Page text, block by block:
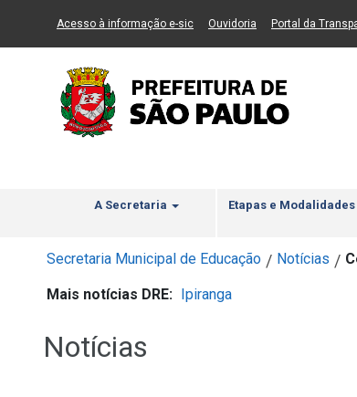
Ir ao Conteúdo Ir para menu principal 2 Ir para
Acesso à informação e-sic(Link para um novo sítio)
Ouvidoria (Link para um novo
Portal da
A Secretaria Etapas e Modalidades
Secretaria Municipal de Educação / Notícias /
Mais notícias DRE: Ipiranga
Notícias